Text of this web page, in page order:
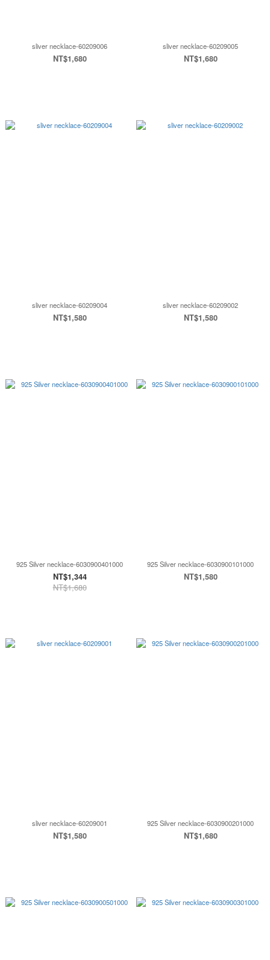
sliver necklace-60209006
NT$1,680
sliver necklace-60209005
NT$1,680
sliver necklace-60209004
NT$1,580
sliver necklace-60209002
NT$1,580
925 Silver necklace-6030900401000
NT$1,344
NT$1,680
925 Silver necklace-6030900101000
NT$1,580
sliver necklace-60209001
NT$1,580
925 Silver necklace-6030900201000
NT$1,680